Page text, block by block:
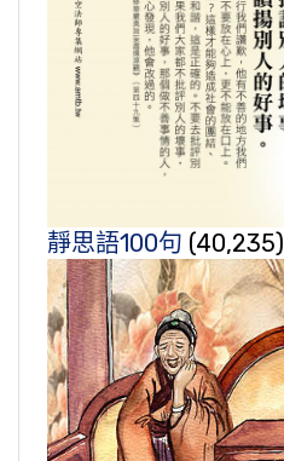
靜思語100句 (40,235)